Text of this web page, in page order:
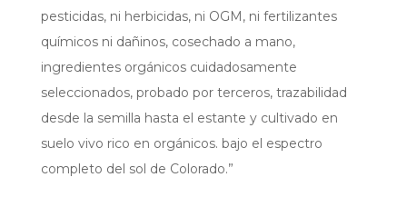
pesticidas, ni herbicidas, ni OGM, ni fertilizantes
químicos ni dañinos, cosechado a mano,
ingredientes orgánicos cuidadosamente
seleccionados, probado por terceros, trazabilidad
desde la semilla hasta el estante y cultivado en
suelo vivo rico en orgánicos. bajo el espectro
completo del sol de Colorado.”